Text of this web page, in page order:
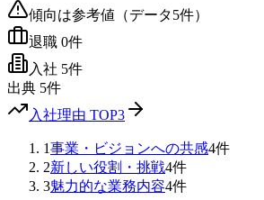
傾向は参考値（データ5件）
退職 0件
入社 5件
出典 5件
入社理由 TOP3
1事業・ビジョンへの共感4件
2新しい役割・挑戦4件
3魅力的な業務内容4件